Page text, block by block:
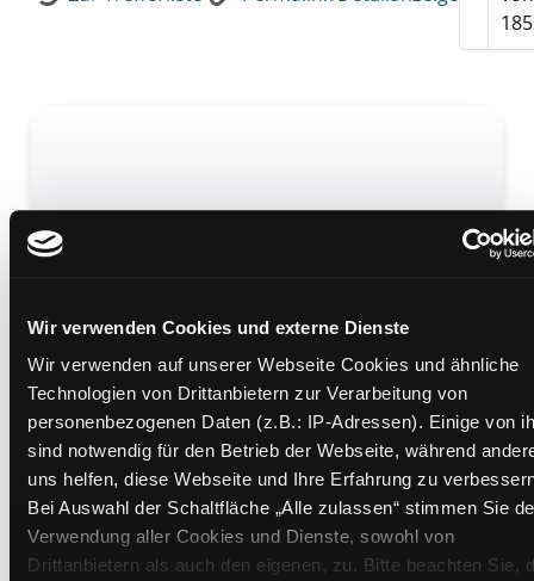
Wir verwenden Cookies und externe Dienste
Wir verwenden auf unserer Webseite Cookies und ähnliche
Technologien von Drittanbietern zur Verarbeitung von
personenbezogenen Daten (z.B.: IP-Adressen). Einige von
sind notwendig für den Betrieb der Webseite, während
uns helfen, diese Webseite und Ihre Erfahrung zu
Bei Auswahl der Schaltfläche „Alle zulassen“ stimmen Sie
Verwendung aller Cookies und Dienste, sowohl von
Drittanbietern als auch den eigenen, zu. Bitte beachten Sie,
185
Cyber Code
Verfasser:Peake, Tim; Cole, Steve
Mehr Informationen ein-/ausblenden
Bände
Medium auf die Postliste setzen